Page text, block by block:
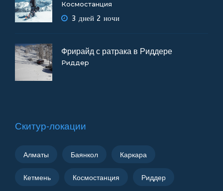
Космостанция
3 дней 2 ночи
Фрирайд с ратрака в Риддере
Риддер
Скитур-локации
Алматы Баянкол Каркара
Кетмень Космостанция Риддер